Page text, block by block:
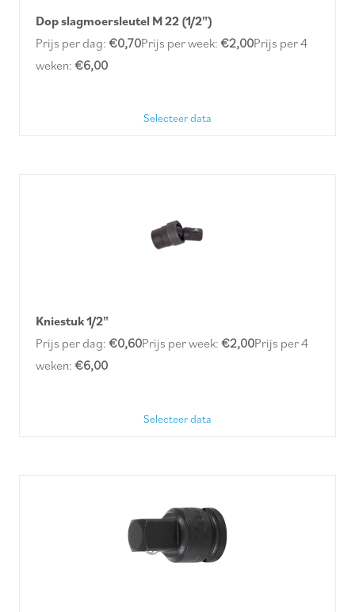
Dop slagmoersleutel M 22 (1/2")
Prijs per dag: €0,70Prijs per week: €2,00Prijs per 4
weken: €6,00
Selecteer data
Kniestuk 1/2"
Prijs per dag: €0,60Prijs per week: €2,00Prijs per 4
weken: €6,00
Selecteer data